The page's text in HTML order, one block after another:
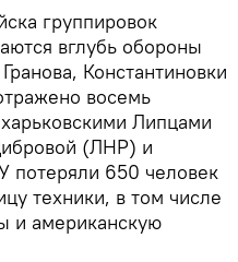
группировок
вглубь обороны
Константиновки
восемь
Липцами
(ЛНР) и
потеряли 650 человек
техники, в том числе
и американскую